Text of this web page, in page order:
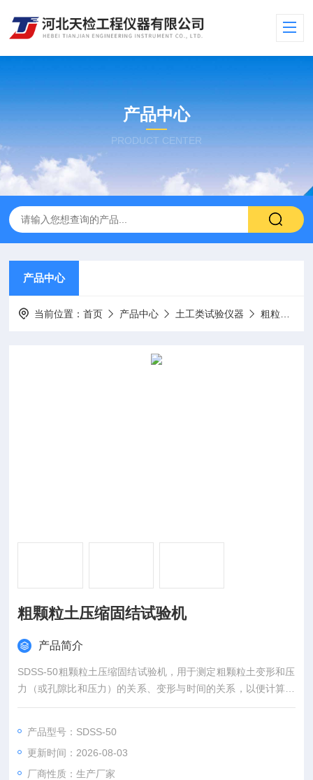
产品中心
PRODUCT CENTER
产品中心
当前位置：首页 产品中心 土工类试验仪器 粗粒土试验机
粗颗粒土压缩固结试验机
产品简介
SDSS-50粗颗粒土压缩固结试验机，用于测定粗颗粒土变形和压
力（或孔隙比和压力）的关系、变形与时间的关系，以便计算土
的压缩系数、压缩指数、体积压缩系数、压缩模量、固结系数及
产品型号：SDSS-50
更新时间：2026-08-03
厂商性质：生产厂家